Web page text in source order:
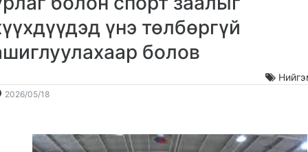
үнэ төлбөргүй
болов
2026/05/182026-
09:21:39
2026-
08:19:57